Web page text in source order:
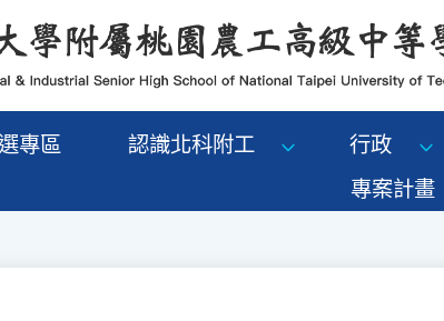
專區 認識北科附工 行政
專案計畫